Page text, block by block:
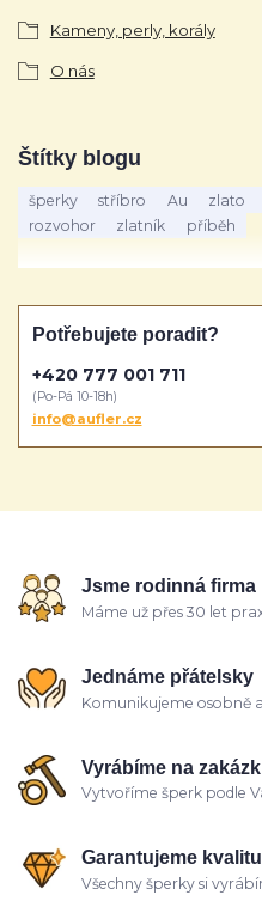
Kameny, perly, korály
O nás
Štítky blogu
šperky stříbro Au zlato
rozvohor
zlatník příběh
Potřebujete poradit?
+420 777 001 711
(Po-Pá 10-18h)
info@aufler.cz
Jsme rodinná firma
Máme už přes 30 let
Jednáme přátelsky
Komunikujeme osobně
Vyrábíme na
Vytvoříme šperk podle
Garantujeme kvalitu
Všechny šperky si